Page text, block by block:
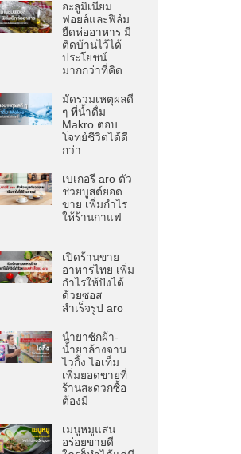
อะลูมิเนียม
ฟอยล์และฟิล์ม
ยืดห่ออาหาร มี
ติดบ้านไว้ได้
ประโยชน์
มากกว่าที่คิด
มัดรวมเหตุผลดี
ๆ ที่น้ำดื่ม
Makro ตอบ
โจทย์ชีวิตได้ดี
กว่า
เบเกอรี aro ตัว
ช่วยบูสต์ยอด
ขาย เพิ่มกำไร
ให้ร้านกาแฟ
เปิดร้านขาย
อาหารไทย เพิ่ม
กำไรให้ปังได้
ด้วยซอส
สำเร็จรูป aro
น้ำยาซักผ้า-
น้ำยาล้างจาน
ไวกิ้ง ไอเท็ม
เพิ่มยอดขายที่
ร้านสะดวกซื้อ
ต้องมี
เมนูหมูแสน
อร่อยขายดี